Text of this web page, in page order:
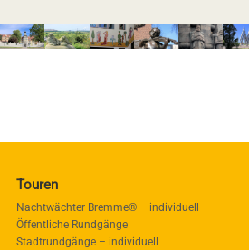
Touren
Nachtwächter Bremme® – individuell
Öffentliche Rundgänge
Stadtrundgänge – individuell